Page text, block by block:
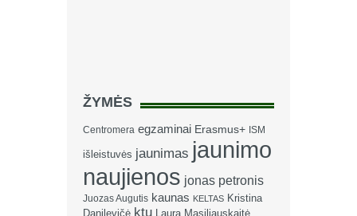
ŽYMĖS
Centromera egzaminai Erasmus+ ISM
išleistuvės jaunimas jaunimo
naujienos jonas petronis
Juozas Augutis kaunas KELTAS Kristina
Danilevičė ktu Laura Masiliauskaitė